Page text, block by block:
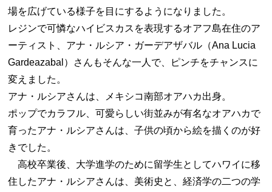
場を広げている様子を目にするようになりました。
レジンで可憐なハイビスカスを表現するオアフ島在住のア
ーティスト、アナ・ルシア・ガーデアザバル（Ana Lucia
Gardeazabal）さんもそんな一人で、ピンチをチャンスに
変えました。
アナ・ルシアさんは、メキシコ南部オアハカ出身。
ポップでカラフル、可愛らしい街並みが有名なオアハカで
育ったアナ・ルシアさんは、子供の頃から絵を描くのが好
きでした。
高校卒業後、大学進学のために留学生としてハワイに移
住したアナ・ルシアさんは、美術史と、経済学の二つの学